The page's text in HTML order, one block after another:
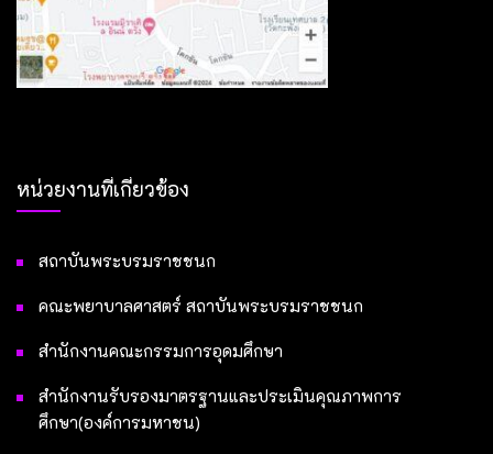
หน่วยงานที่เกี่ยวข้อง
สถาบันพระบรมราชชนก
คณะพยาบาลศาสตร์ สถาบันพระบรมราชชนก
สำนักงานคณะกรรมการอุดมศึกษา
สำนักงานรับรองมาตรฐานและประเมินคุณภาพการ
ศึกษา(องค์การมหาชน)